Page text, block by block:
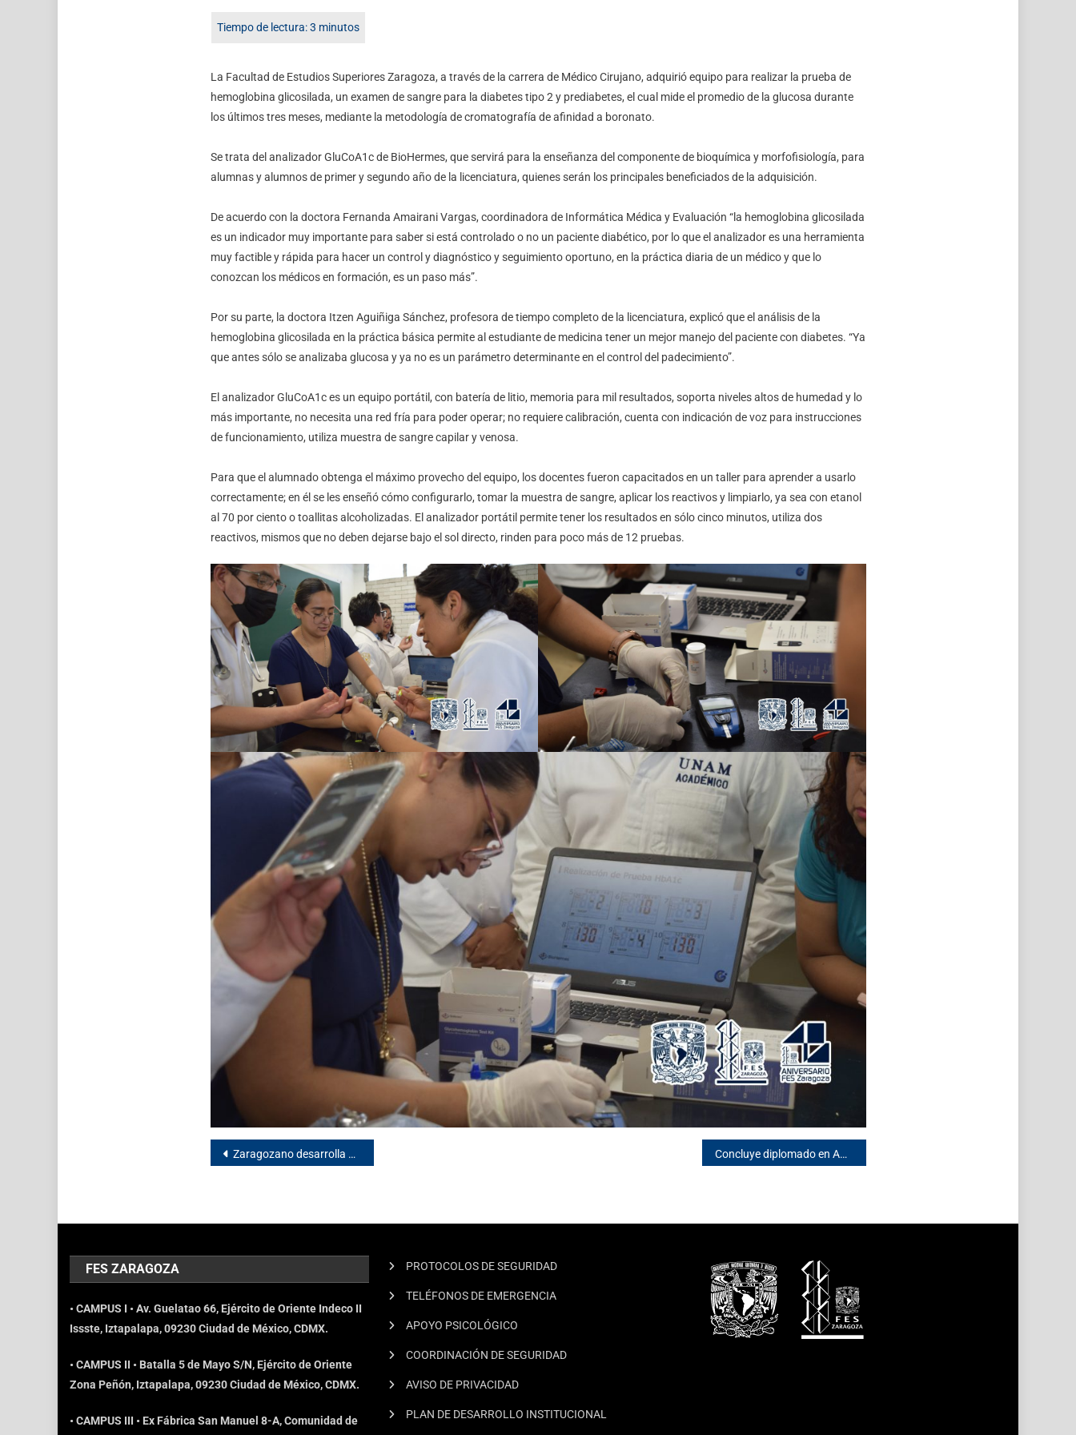
La Facultad de Estudios Superiores Zaragoza, a través de la carrera de Médico Cirujano, adquirió equipo para realizar la prueba de
hemoglobina glicosilada, un examen de sangre para la diabetes tipo 2 y prediabetes, el cual mide el promedio de la glucosa durante
los últimos tres meses, mediante la metodología de cromatografía de afinidad a boronato.
Se trata del analizador GluCoA1c de BioHermes, que servirá para la enseñanza del componente de bioquímica y morfofisiología, para
alumnas y alumnos de primer y segundo año de la licenciatura, quienes serán los principales beneficiados de la adquisición.
De acuerdo con la doctora Fernanda Amairani Vargas, coordinadora de Informática Médica y Evaluación “la hemoglobina glicosilada
es un indicador muy importante para saber si está controlado o no un paciente diabético, por lo que el analizador es una herramienta
muy factible y rápida para hacer un control y diagnóstico y seguimiento oportuno, en la práctica diaria de un médico y que lo
conozcan los médicos en formación, es un paso más”.
Por su parte, la doctora Itzen Aguiñiga Sánchez, profesora de tiempo completo de la licenciatura, explicó que el análisis de la
hemoglobina glicosilada en la práctica básica permite al estudiante de medicina tener un mejor manejo del paciente con diabetes. “Ya
que antes sólo se analizaba glucosa y ya no es un parámetro determinante en el control del padecimiento”.
El analizador GluCoA1c es un equipo portátil, con batería de litio, memoria para mil resultados, soporta niveles altos de humedad y lo
más importante, no necesita una red fría para poder operar; no requiere calibración, cuenta con indicación de voz para instrucciones
de funcionamiento, utiliza muestra de sangre capilar y venosa.
Para que el alumnado obtenga el máximo provecho del equipo, los docentes fueron capacitados en un taller para aprender a usarlo
correctamente; en él se les enseñó cómo configurarlo, tomar la muestra de sangre, aplicar los reactivos y limpiarlo, ya sea con etanol
al 70 por ciento o toallitas alcoholizadas. El analizador portátil permite tener los resultados en sólo cinco minutos, utiliza dos
reactivos, mismos que no deben dejarse bajo el sol directo, rinden para poco más de 12 pruebas.
Zaragozano desarrolla parte de su tesis en España Concluye diplomado en Administración Farmacéutica
FES ZARAGOZA
• CAMPUS I • Av. Guelatao 66, Ejército de Oriente Indeco II
Issste, Iztapalapa, 09230 Ciudad de México, CDMX.
• CAMPUS II • Batalla 5 de Mayo S/N, Ejército de Oriente
Zona Peñón, Iztapalapa, 09230 Ciudad de México, CDMX.
• CAMPUS III • Ex Fábrica San Manuel 8-A, Comunidad de
PROTOCOLOS DE SEGURIDAD
TELÉFONOS DE EMERGENCIA
APOYO PSICOLÓGICO
COORDINACIÓN DE SEGURIDAD
AVISO DE PRIVACIDAD
PLAN DE DESARROLLO INSTITUCIONAL